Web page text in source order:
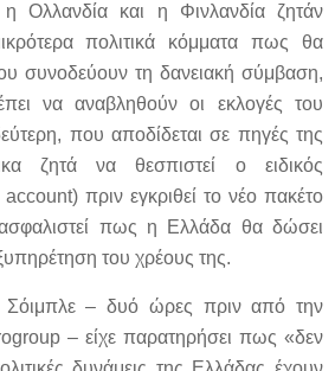
Ολλανδία και η Φινλανδία ζητάν
πολιτικά κόμματα πως θα
συνοδεύουν τη δανειακή σύμβαση,
να αναβληθούν οι εκλογές του
που αποδίδεται σε πηγές της
ζητά να θεσπιστεί ο ειδικός
πριν εγκριθεί το νέο πακέτο
πως η Ελλάδα θα δώσει
του χρέους της.
Σόιμπλε – δυό ώρες πριν από την
– είχε παρατηρήσει πως «δεν